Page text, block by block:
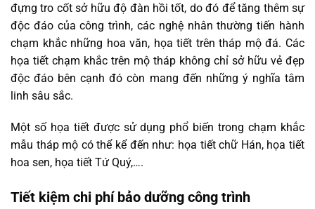
đựng tro cốt sở hữu độ đàn hồi tốt, do đó để tăng thêm sự
độc đáo của công trình, các nghệ nhân thường tiến hành
chạm khắc những hoa văn, họa tiết trên tháp mộ đá. Các
họa tiết chạm khắc trên mộ tháp không chỉ sở hữu vẻ đẹp
độc đáo bên cạnh đó còn mang đến những ý nghĩa tâm
linh sâu sắc.
Một số họa tiết được sử dụng phổ biến trong chạm khắc
mẫu tháp mộ có thể kể đến như: họa tiết chữ Hán, họa tiết
hoa sen, họa tiết Tứ Quý,….
Tiết kiệm chi phí bảo dưỡng công trình